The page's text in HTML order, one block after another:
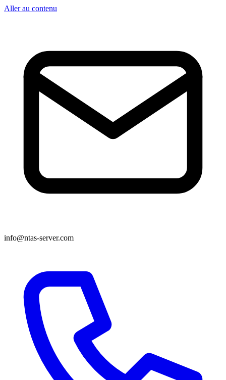
Aller au contenu
info@ntas-server.com